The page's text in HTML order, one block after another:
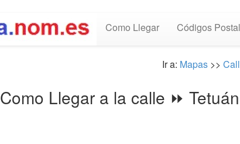
Como Llegar
Códigos
Ir a: Mapas >>
Como Llegar a la calle ⏩